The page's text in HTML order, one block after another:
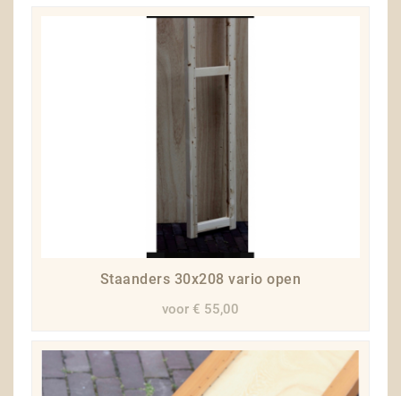
Staanders 30x208 vario open
voor € 55,00